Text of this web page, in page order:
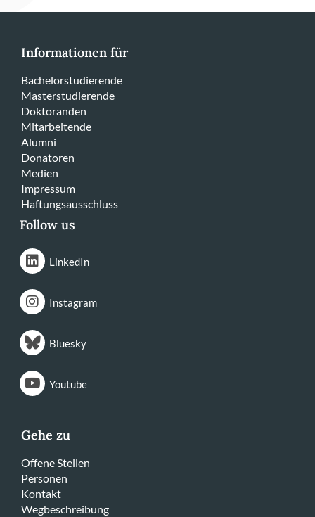
Informationen für
Bachelorstudierende
Masterstudierende
Doktoranden
Mitarbeitende
Alumni
Donatoren
Medien
Impressum
Haftungsausschluss
Follow us
LinkedIn
Instagram
Bluesky
Youtube
Gehe zu
Offene Stellen
Personen
Kontakt
Wegbeschreibung